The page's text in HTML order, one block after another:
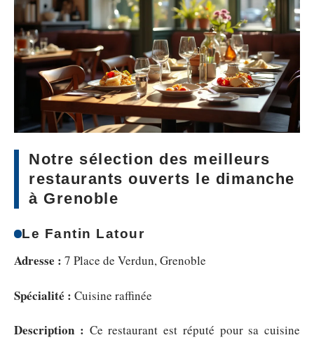
Notre sélection des meilleurs
restaurants ouverts le dimanche
à Grenoble
Le Fantin Latour
Adresse : 7 Place de Verdun, Grenoble
Spécialité : Cuisine raffinée
Description : Ce restaurant est réputé pour sa cuisine